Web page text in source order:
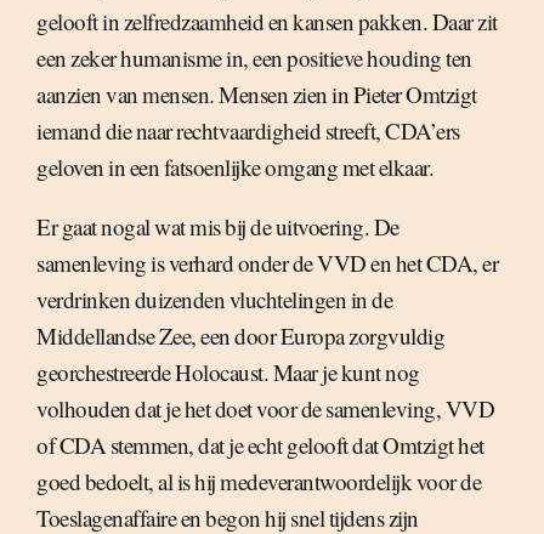
gelooft in zelfredzaamheid en kansen pakken. Daar zit
een zeker humanisme in, een positieve houding ten
aanzien van mensen. Mensen zien in Pieter Omtzigt
iemand die naar rechtvaardigheid streeft, CDA’ers
geloven in een fatsoenlijke omgang met elkaar.
Er gaat nogal wat mis bij de uitvoering. De
samenleving is verhard onder de VVD en het CDA, er
verdrinken duizenden vluchtelingen in de
Middellandse Zee, een door Europa zorgvuldig
georchestreerde Holocaust. Maar je kunt nog
volhouden dat je het doet voor de samenleving, VVD
of CDA stemmen, dat je echt gelooft dat Omtzigt het
goed bedoelt, al is hij medeverantwoordelijk voor de
Toeslagenaffaire en begon hij snel tijdens zijn